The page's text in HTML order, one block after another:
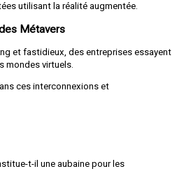
utilisant la réalité augmentée.
Métavers
et fastidieux, des entreprises essayent
mondes virtuels.
ces interconnexions et
t-il une aubaine pour les